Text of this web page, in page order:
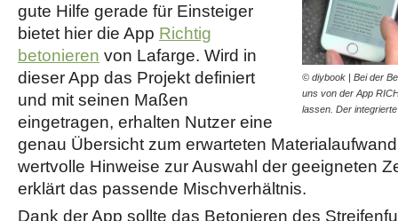
© diybook | Bei der
uns von der App
lassen. Der
gute Hilfe gerade für Einsteiger
bietet hier die App Richtig
betonieren von Lafarge. Wird in
dieser App das Projekt definiert
und mit seinen Maßen
eingetragen, erhalten Nutzer eine
genau Übersicht zum erwarteten
wertvolle Hinweise zur Auswahl der geeigneten
erklärt das passende Mischverhältnis.
Dank der App sollte das Betonieren des